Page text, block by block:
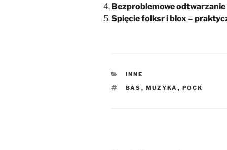
Bezproblemowe
Spięcie folksr i blox –
KATEGORIE
INNE
TAGI
BAS , MUZYKA , POCK